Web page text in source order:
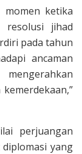
ketika
resolusi jihad
pada tahun
ancaman
perjuangan
yang